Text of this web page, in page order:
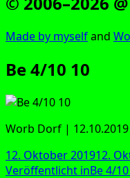
Made by mys­elfand
Be 4/10 10
Worb Dorf |
Veröffentlicht
am
12. Oktober 201912.
Veröffentlicht inBe 4/